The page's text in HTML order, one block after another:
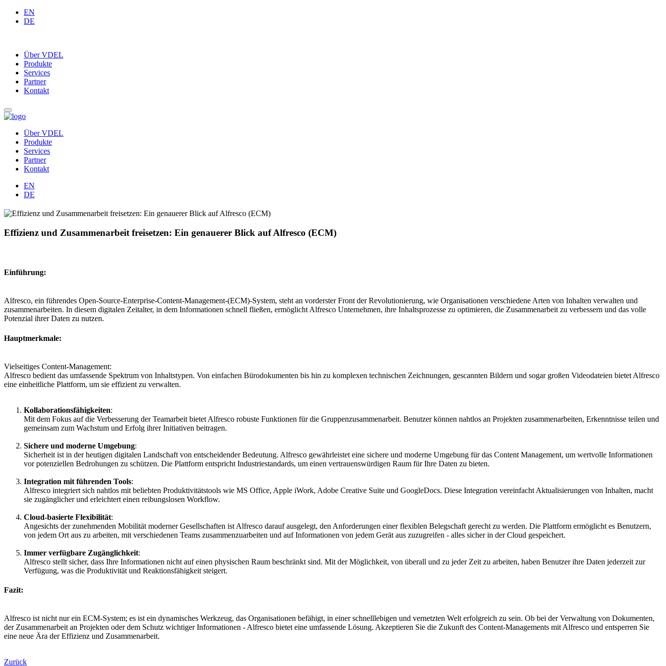
EN
DE
Über VDEL
Produkte
Services
Partner
Kontakt
Über VDEL
Produkte
Services
Partner
Kontakt
EN
DE
Effizienz und Zusammenarbeit freisetzen: Ein genauerer Blick auf Alfresco (ECM)
Einführung:
Alfresco, ein führendes Open-Source-Enterprise-Content-Management-(ECM)-System, steht an vorderster Front der Revolutionierung, wie Organisationen verschiedene Arten von Inhalten verwalten und
zusammenarbeiten. In diesem digitalen Zeitalter, in dem Informationen schnell fließen, ermöglicht Alfresco Unternehmen, ihre Inhaltsprozesse zu optimieren, die Zusammenarbeit zu verbessern und das volle
Potenzial ihrer Daten zu nutzen.
Hauptmerkmale:
Vielseitiges Content-Management:
Alfresco bedient das umfassende Spektrum von Inhaltstypen. Von einfachen Bürodokumenten bis hin zu komplexen technischen Zeichnungen, gescannten Bildern und sogar großen Videodateien bietet Alfresco
eine einheitliche Plattform, um sie effizient zu verwalten.
Kollaborationsfähigkeiten:
Mit dem Fokus auf die Verbesserung der Teamarbeit bietet Alfresco robuste Funktionen für die Gruppenzusammenarbeit. Benutzer können nahtlos an Projekten zusammenarbeiten, Erkenntnisse teilen und
gemeinsam zum Wachstum und Erfolg ihrer Initiativen beitragen.
Sichere und moderne Umgebung:
Sicherheit ist in der heutigen digitalen Landschaft von entscheidender Bedeutung. Alfresco gewährleistet eine sichere und moderne Umgebung für das Content Management, um wertvolle Informationen
vor potenziellen Bedrohungen zu schützen. Die Plattform entspricht Industriestandards, um einen vertrauenswürdigen Raum für Ihre Daten zu bieten.
Integration mit führenden Tools:
Alfresco integriert sich nahtlos mit beliebten Produktivitätstools wie MS Office, Apple iWork, Adobe Creative Suite und GoogleDocs. Diese Integration vereinfacht Aktualisierungen von Inhalten, macht
sie zugänglicher und erleichtert einen reibungslosen Workflow.
Cloud-basierte Flexibilität:
Angesichts der zunehmenden Mobilität moderner Gesellschaften ist Alfresco darauf ausgelegt, den Anforderungen einer flexiblen Belegschaft gerecht zu werden. Die Plattform ermöglicht es Benutzern,
von jedem Ort aus zu arbeiten, mit verschiedenen Teams zusammenzuarbeiten und auf Informationen von jedem Gerät aus zuzugreifen - alles sicher in der Cloud gespeichert.
Immer verfügbare Zugänglichkeit:
Alfresco stellt sicher, dass Ihre Informationen nicht auf einen physischen Raum beschränkt sind. Mit der Möglichkeit, von überall und zu jeder Zeit zu arbeiten, haben Benutzer ihre Daten jederzeit zur
Verfügung, was die Produktivität und Reaktionsfähigkeit steigert.
Fazit:
Alfresco ist nicht nur ein ECM-System; es ist ein dynamisches Werkzeug, das Organisationen befähigt, in einer schnelllebigen und vernetzten Welt erfolgreich zu sein. Ob bei der Verwaltung von Dokumenten,
der Zusammenarbeit an Projekten oder dem Schutz wichtiger Informationen - Alfresco bietet eine umfassende Lösung. Akzeptieren Sie die Zukunft des Content-Managements mit Alfresco und entsperren Sie
eine neue Ära der Effizienz und Zusammenarbeit.
Zurück